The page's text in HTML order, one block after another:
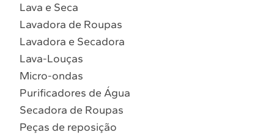
Localizar assistência técnica
Lava e Seca
Lavadora de Roupas
Lavadora e Secadora
Lava-Louças
Micro-ondas
Purificadores de Água
Secadora de Roupas
Peças de reposição